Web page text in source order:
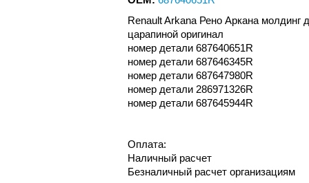
Renault Arkana Рено Аркана молдинг
царапиной оригинал
номер детали 687640651R
номер детали 687646345R
номер детали 687647980R
номер детали 286971326R
номер детали 687645944R
Оплата:
Наличный расчет
Безналичный расчет организациям